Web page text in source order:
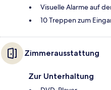
Visuelle Alarme auf
10 Treppen zum
Zimmerausstattung
Zur Unterhaltung